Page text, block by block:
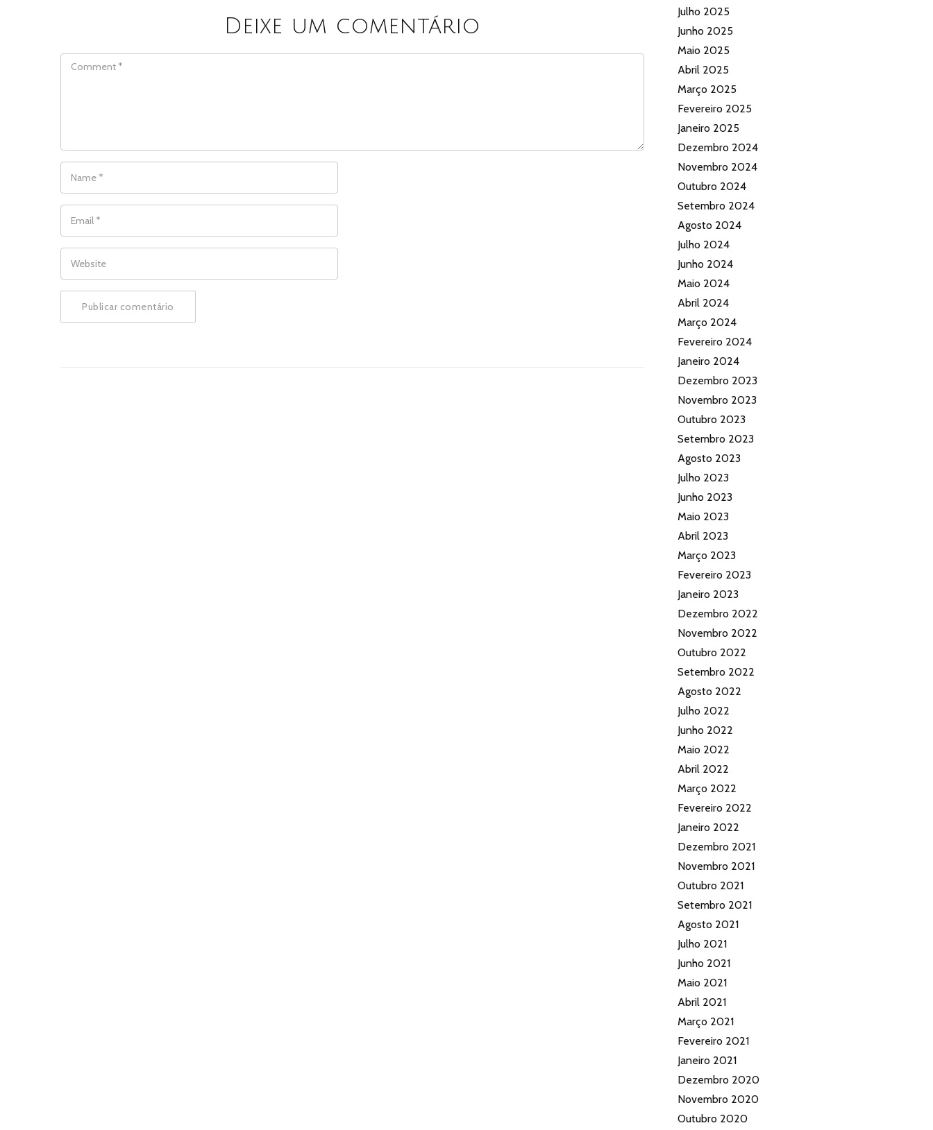
Deixe um comentário
Julho 2025
Junho 2025
Maio 2025
Abril 2025
Março 2025
Fevereiro 2025
Janeiro 2025
Dezembro 2024
Novembro 2024
Outubro 2024
Setembro 2024
Agosto 2024
Julho 2024
Junho 2024
Maio 2024
Abril 2024
Março 2024
Fevereiro 2024
Janeiro 2024
Dezembro 2023
Novembro 2023
Outubro 2023
Setembro 2023
Agosto 2023
Julho 2023
Junho 2023
Maio 2023
Abril 2023
Março 2023
Fevereiro 2023
Janeiro 2023
Dezembro 2022
Novembro 2022
Outubro 2022
Setembro 2022
Agosto 2022
Julho 2022
Junho 2022
Maio 2022
Abril 2022
Março 2022
Fevereiro 2022
Janeiro 2022
Dezembro 2021
Novembro 2021
Outubro 2021
Setembro 2021
Agosto 2021
Julho 2021
Junho 2021
Maio 2021
Abril 2021
Março 2021
Fevereiro 2021
Janeiro 2021
Dezembro 2020
Novembro 2020
Outubro 2020